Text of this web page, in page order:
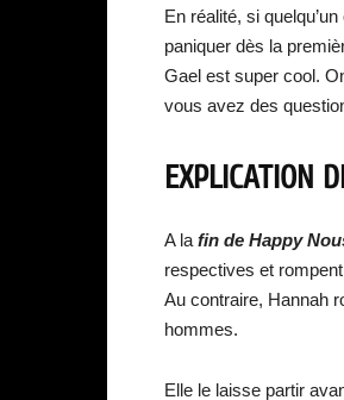
En réalité, si
paniquer dès la
Gael est super cool.
vous avez des
EXPLICATION
A la fin de Happy
respectives et
Au contraire, Hannah
hommes.
Elle le laisse partir